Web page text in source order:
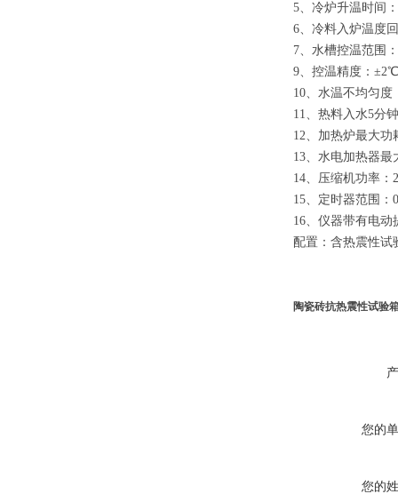
5、冷炉升温时间
6、冷料入炉温度
7、水槽控温范围
9、控温精度：
10、水温不均匀
11、热料入水5分
12、加热炉最大功
13、水电加热器最
14、压缩机功率：
15、定时器范围：
16、仪器带有电
配置：含热震性试
陶瓷砖抗热震性试验
您的
您的